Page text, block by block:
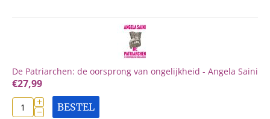
De Patriarchen: de oorsprong van ongelijkheid - Angela Saini
€27,99
+
− BESTEL